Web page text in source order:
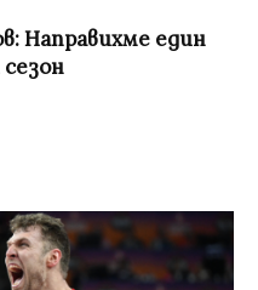
Направихме един